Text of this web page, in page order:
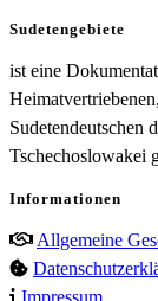
Sudetengebiete
ist eine
Sudetendeutschen
Tschechoslowakei
Informationen
Allgemeine